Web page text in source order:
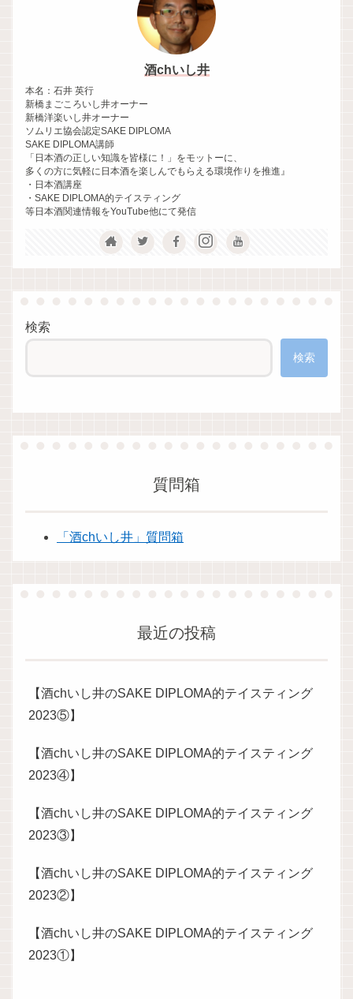
酒chいし井
本名：石井 英行
新橋まごころいし井オーナー
新橋洋楽いし井オーナー
ソムリエ協会認定SAKE DIPLOMA
SAKE DIPLOMA講師
「日本酒の正しい知識を皆様に！」をモットーに、
多くの方に気軽に日本酒を楽しんでもらえる環境作りを推進』
・日本酒講座
・SAKE DIPLOMA的テイスティング
等日本酒関連情報をYouTube他にて発信
検索
検索
質問箱
「酒chいし井」質問箱
最近の投稿
【酒chいし井のSAKE DIPLOMA的テイスティング
2023⑤】
【酒chいし井のSAKE DIPLOMA的テイスティング
2023④】
【酒chいし井のSAKE DIPLOMA的テイスティング
2023③】
【酒chいし井のSAKE DIPLOMA的テイスティング
2023②】
【酒chいし井のSAKE DIPLOMA的テイスティング
2023①】